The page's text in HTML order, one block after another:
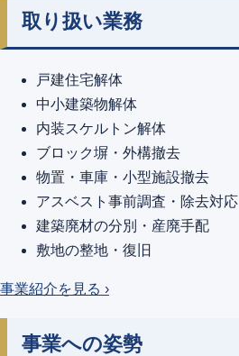
取り扱い業務
戸建住宅解体
中小建築物解体
内装スケルトン解体
ブロック塀・外構撤去
物置・車庫・小型施設撤去
アスベスト事前調査・除去対応
建築廃材の分別・産廃手配
敷地の整地・復旧
事業紹介を見る ›
事業への姿勢